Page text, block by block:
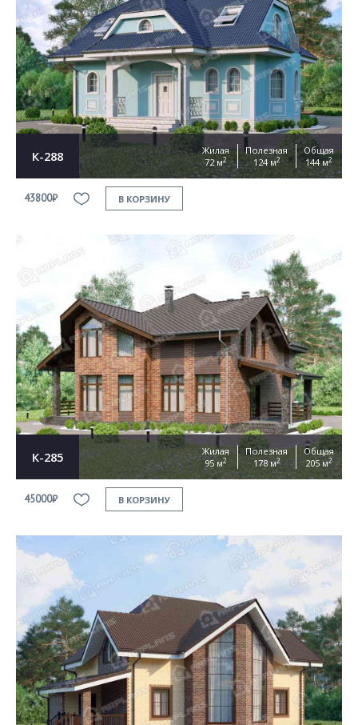
К-288
Жилая
72 м2
Полезная
124 м2
Общая
144 м2
43800₽ В КОРЗИНУ
К-285
Жилая
95 м2
Полезная
178 м2
Общая
205 м2
45000₽ В КОРЗИНУ